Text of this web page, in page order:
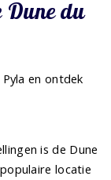
Dune du
en ontdek
is de Dune
locatie